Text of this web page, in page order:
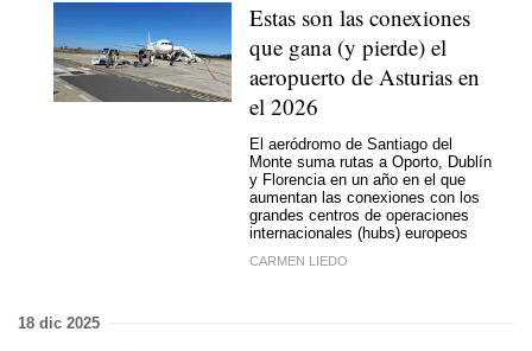
Estas son las conexiones
que gana (y pierde) el
aeropuerto de Asturias en
el 2026
El aeródromo de Santiago del
Monte suma rutas a Oporto, Dublín
y Florencia en un año en el que
aumentan las conexiones con los
grandes centros de operaciones
internacionales (hubs) europeos
CARMEN LIEDO
18 dic 2025